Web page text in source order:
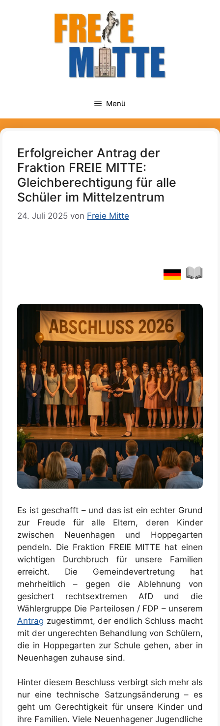
Menü
Erfolgreicher Antrag der
Fraktion FREIE MITTE:
Gleichberechtigung für alle
Schüler im Mittelzentrum
24. Juli 2025 von Freie Mitte
Es ist geschafft – und das ist ein echter Grund
zur Freude für alle Eltern, deren Kinder
zwischen Neuenhagen und Hoppegarten
pendeln. Die Fraktion FREIE MITTE hat einen
wichtigen Durchbruch für unsere Familien
erreicht. Die Gemeindevertretung hat
mehrheitlich – gegen die Ablehnung von
gesichert rechtsextremen AfD und die
Wählergruppe Die Parteilosen / FDP – unserem
Antrag zugestimmt, der endlich Schluss macht
mit der ungerechten Behandlung von Schülern,
die in Hoppegarten zur Schule gehen, aber in
Neuenhagen zuhause sind.
Hinter diesem Beschluss verbirgt sich mehr als
nur eine technische Satzungsänderung – es
geht um Gerechtigkeit für unsere Kinder und
ihre Familien. Viele Neuenhagener Jugendliche